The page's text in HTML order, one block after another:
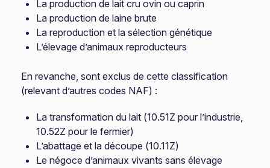
La production de lait cru ovin ou caprin
La production de laine brute
La reproduction et la sélection génétique
L’élevage d’animaux reproducteurs
En revanche, sont exclus de cette classification
(relevant d’autres codes NAF) :
La transformation du lait (10.51Z pour l’industrie,
10.52Z pour le fermier)
L’abattage et la découpe (10.11Z)
Le négoce d’animaux vivants sans élevage